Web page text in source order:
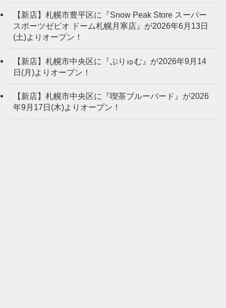
【新店】札幌市豊平区に『Snow Peak Store スーパー
スポーツゼビオ ドーム札幌月寒店』が2026年6月13日
(土)よりオープン！
【新店】札幌市中央区に『ぷりゅむ』が2026年9月14
日(月)よりオープン！
【新店】札幌市中央区に『喫茶ブルーバード』が2026
年9月17日(木)よりオープン！